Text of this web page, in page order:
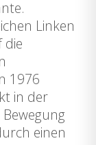
Linken
die
1976
in der
einen